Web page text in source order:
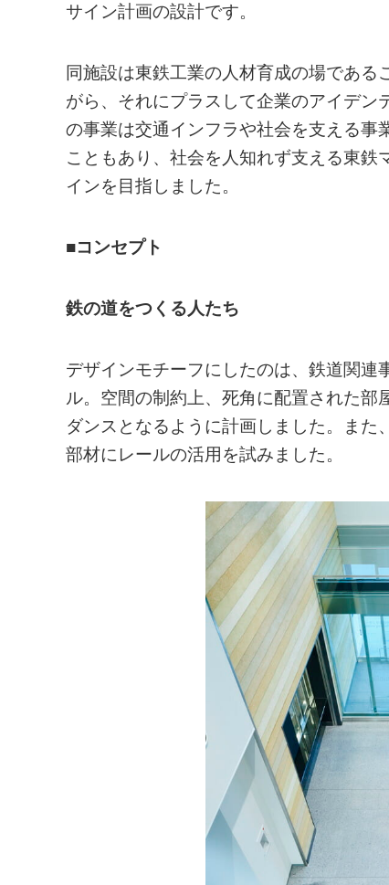
サイン計画の設計です。
同施設は東鉄工業の人材育成の場であ
がら、それにプラスして企業のアイデン
の事業は交通インフラや社会を支える事
こともあり、社会を人知れず支える東
インを目指しました。
■コンセプト
鉄の道をつくる人たち
デザインモチーフにしたのは、鉄道関連
ル。空間の制約上、死角に配置された
ダンスとなるように計画しました。ま
部材にレールの活用を試みました。